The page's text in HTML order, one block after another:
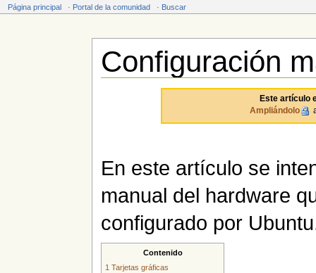
Página principal · Portal de la comunidad · Buscar
Configuración
Este artículo
Ampliándolo
En este artículo se
manual del hardware
configurado por
Contenido
1 Tarjetas gráficas